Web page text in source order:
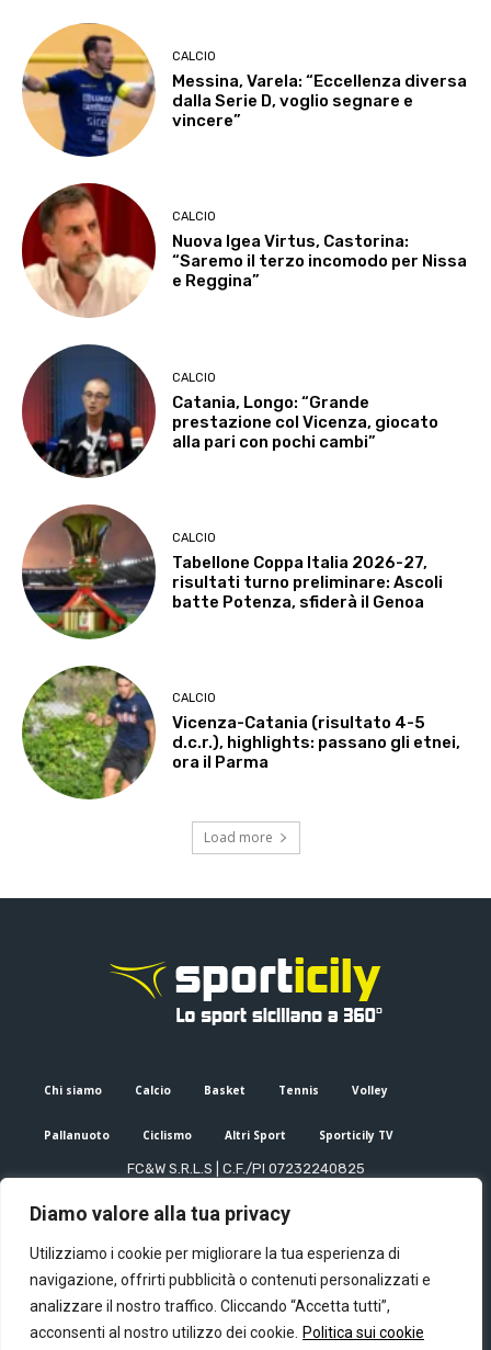
Diamo valore alla tua privacy
Utilizziamo i cookie per migliorare la tua esperienza di
navigazione, offrirti pubblicità o contenuti personalizzati e
analizzare il nostro traffico. Cliccando “Accetta tutti”,
acconsenti al nostro utilizzo dei cookie.
Politica sui cookie
CALCIO
Messina, Varela: “Eccellenza diversa
dalla Serie D, voglio segnare e
vincere”
CALCIO
Nuova Igea Virtus, Castorina:
“Saremo il terzo incomodo per Nissa
e Reggina”
CALCIO
Catania, Longo: “Grande
prestazione col Vicenza, giocato
alla pari con pochi cambi”
CALCIO
Tabellone Coppa Italia 2026-27,
risultati turno preliminare: Ascoli
batte Potenza, sfiderà il Genoa
CALCIO
Vicenza-Catania (risultato 4-5
d.c.r.), highlights: passano gli etnei,
ora il Parma
Load more
Chi siamo Calcio Basket Tennis Volley
Pallanuoto Ciclismo Altri Sport Sporticily TV
FC&W S.R.L.S | C.F./PI 07232240825
Editore e direttore responsabile: Francesco Cammuca | Registro
Mail: info@sporticily.it| Telefono:+39 371 788 7216